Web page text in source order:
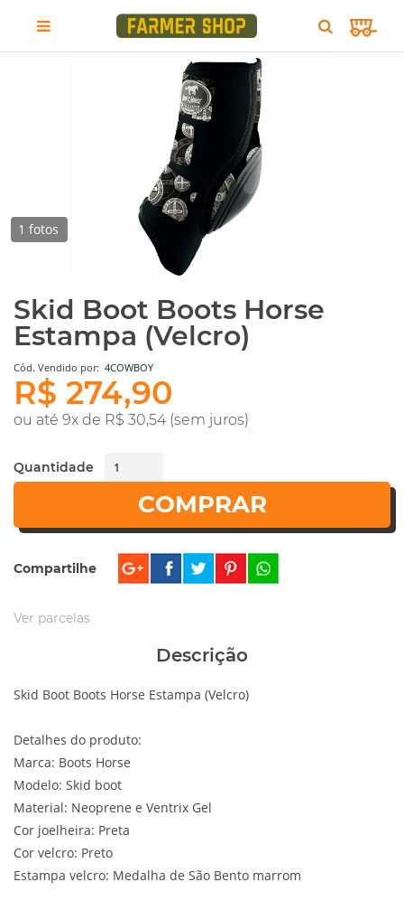
1 fotos
Skid Boot Boots Horse
Estampa (Velcro)
Cód. Vendido por: 4COWBOY
R$ 274,90
ou até 9x de R$ 30,54 (sem juros)
Quantidade
COMPRAR
Compartilhe
Ver parcelas
Descrição
Skid Boot Boots Horse Estampa (Velcro)
Detalhes do produto:
Marca: Boots Horse
Modelo: Skid boot
Material: Neoprene e Ventrix Gel
Cor joelheira: Preta
Cor velcro: Preto
Estampa velcro: Medalha de São Bento marrom